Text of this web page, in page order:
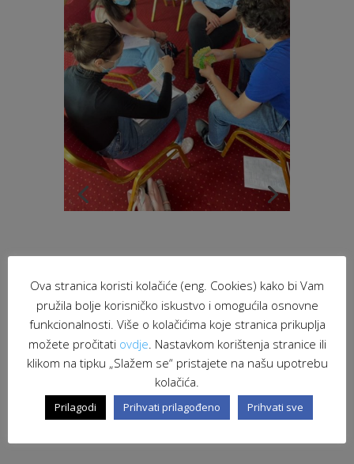
Ova stranica koristi kolačiće (eng. Cookies) kako bi Vam
pružila bolje korisničko iskustvo i omogućila osnovne
funkcionalnosti. Više o kolačićima koje stranica prikuplja
možete pročitati ovdje . Nastavkom korištenja stranice ili
klikom na tipku „Slažem se“ pristajete na našu upotrebu
kolačića.
Prilagodi Prihvati prilagođeno Prihvati sve